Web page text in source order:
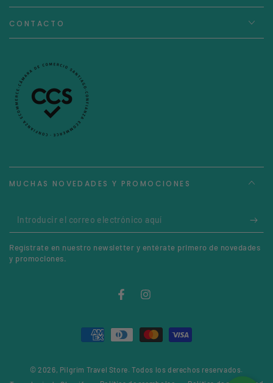
CONTACTO
MUCHAS NOVEDADES Y PROMOCIONES
Introducir
el
correo
Regístrate en nuestro newsletter y entérate primero de novedades
y promociones.
FacebookInstagram
© 2026, Pilgrim Travel Store . Todos los derechos reservados.
pago